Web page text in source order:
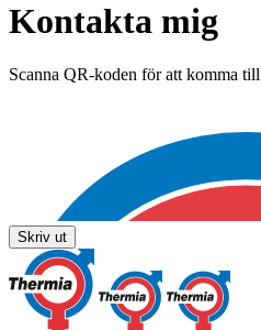
Kontakta mig
Scanna QR-koden för att komma
Skriv ut